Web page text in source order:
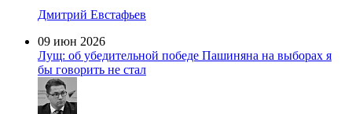
Дмитрий Евстафьев
09 июн 2026
Лущ: об убедительной победе Пашиняна на выборах я
бы говорить не стал